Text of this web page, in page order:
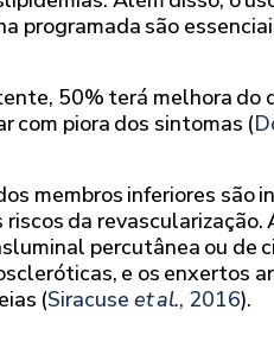
programada são
50% terá melhora
com piora dos sintomas (
membros inferiores
da
percutânea ou de
e os enxertos
(Siracuse et al., 2016).